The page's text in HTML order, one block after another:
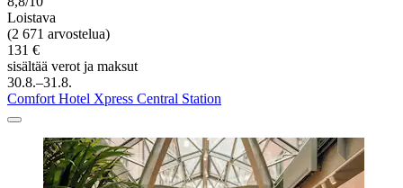
Loistava
(2 671 arvostelua)
131 €
sisältää verot ja maksut
30.8.–31.8.
Comfort Hotel Xpress Central Station